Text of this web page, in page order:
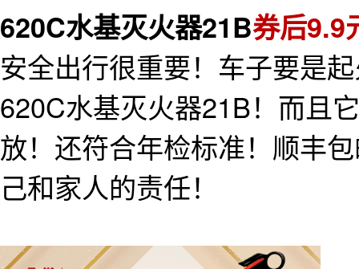
620C水基灭火器21B券后9.9
安全出行很重要！车子要是
620C水基灭火器21B！而且
放！还符合年检标准！顺丰
己和家人的责任！